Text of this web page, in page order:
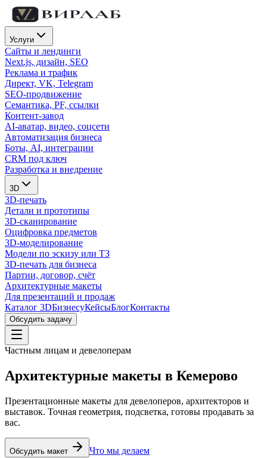
Услуги
Сайты и лендинги
Next.js, дизайн, SEO
Реклама и трафик
Директ, VK, Telegram
SEO-продвижение
Семантика, PF, ссылки
Контент-завод
AI-аватар, видео, соцсети
Автоматизация бизнеса
Боты, AI, интеграции
CRM под ключ
Разработка и внедрение
3D
3D-печать
Детали и прототипы
3D-сканирование
Оцифровка предметов
3D-моделирование
Модели по эскизу или ТЗ
3D-печать для бизнеса
Партии, договор, счёт
Архитектурные макеты
Для презентаций и продаж
Каталог 3DБизнесуКейсыБлогКонтакты
Обсудить задачу
Частным лицам и девелоперам
Архитектурные макеты в Кемерово
Презентационные макеты для девелоперов, архитекторов и
выставок. Точная геометрия, подсветка, готовы продавать за
вас.
Обсудить макет
Что мы делаем